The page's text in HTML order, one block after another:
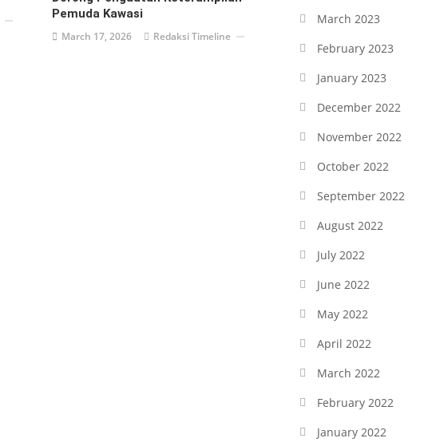
Pemuda Kawasi
March 17, 2026 Redaksi Timeline
March 2023
February 2023
January 2023
December 2022
November 2022
October 2022
September 2022
August 2022
July 2022
June 2022
May 2022
April 2022
March 2022
February 2022
January 2022